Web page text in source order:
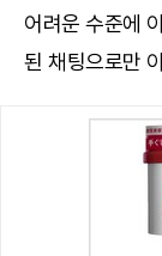
어려운 수준에
된 채팅으로만